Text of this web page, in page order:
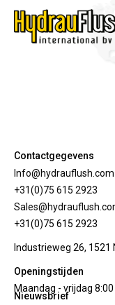
Contactgegevens
Info@hydrauflush.com
+31(0)75 615 2923
+31(0)75 615 2923
Industrieweg 26, 1521
Openingstijden
Maandag - vrijdag
Nieuwsbrief